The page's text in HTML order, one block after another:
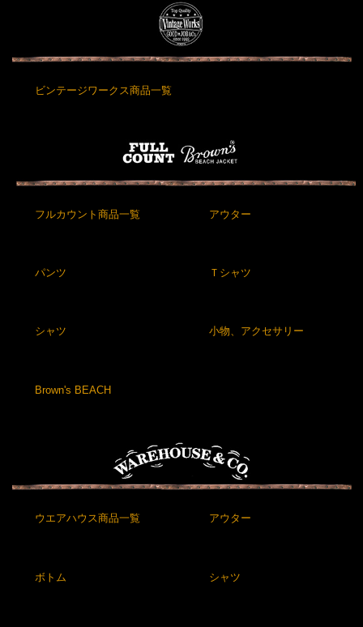
ビンテージワークス商品一覧
フルカウント商品一覧 アウター
パンツ Ｔシャツ
シャツ 小物、アクセサリー
Brown's BEACH
ウエアハウス商品一覧 アウター
ボトム シャツ